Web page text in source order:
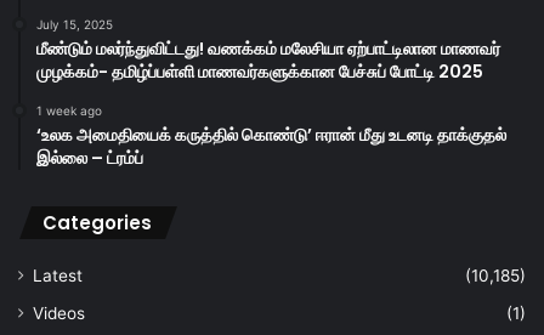
July 15, 2025
மீண்டும் மலர்ந்துவிட்டது! வணக்கம் மலேசியா ஏற்பாட்டிலான மாணவர்
முழக்கம்- தமிழ்ப்பள்ளி மாணவர்களுக்கான பேச்சுப் போட்டி 2025
1 week ago
‘உலக அமைதியைக் கருத்தில் கொண்டு’ ஈரான் மீது உடனடி தாக்குதல்
இல்லை – ட்ரம்ப்
Categories
Latest
(10,185)
Videos
(1)